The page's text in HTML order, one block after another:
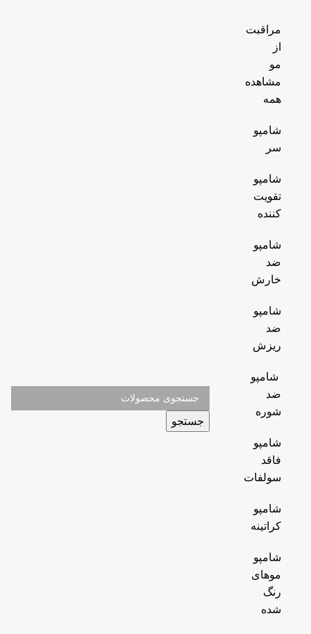
مراقبت
از
مو
مشاهده
همه
شامپو
سر
شامپو
تقویت
کننده
شامپو
ضد
خارش
شامپو
ضد
ریزش
شامپو
ضد
شوره
شامپو
فاقد
سولفات
شامپو
کراتینه
شامپو
موهای
رنگ
شده
جستجو